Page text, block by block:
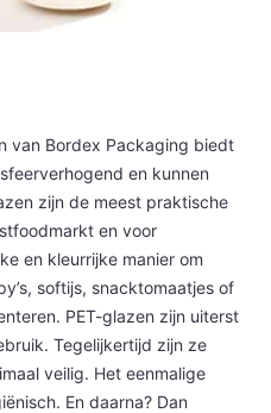
van Bordex Packaging biedt
en kunnen
zijn de meest praktische
en voor
en kleurrijke manier om
softijs, snacktomaatjes of
PET-glazen zijn uiterst
Tegelijkertijd zijn ze
veilig. Het eenmalige
En daarna? Dan